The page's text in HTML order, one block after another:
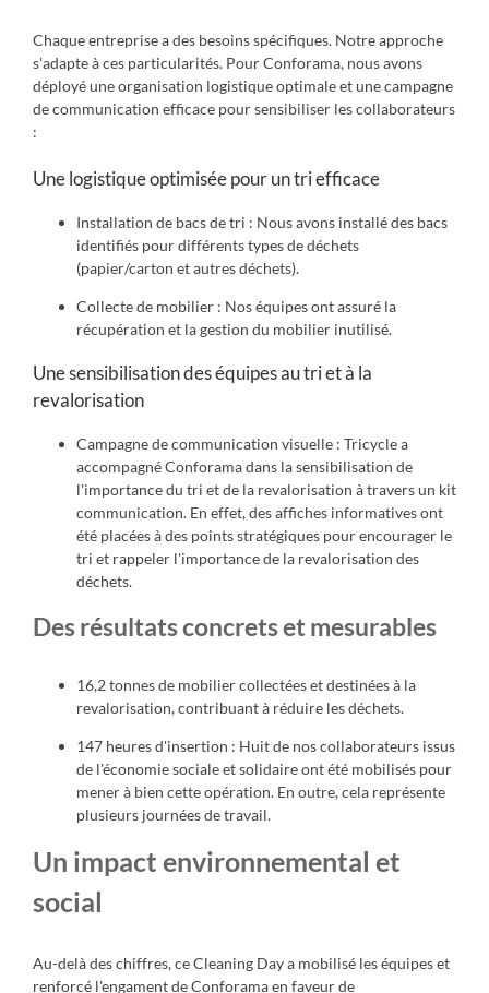
Chaque entreprise a des besoins spécifiques. Notre approche
s'adapte à ces particularités. Pour Conforama, nous avons
déployé une organisation logistique optimale et une campagne
de communication efficace pour sensibiliser les collaborateurs
:
Une logistique optimisée pour un tri efficace
Installation de bacs de tri : Nous avons installé des bacs
identifiés pour différents types de déchets
(papier/carton et autres déchets).
Collecte de mobilier : Nos équipes ont assuré la
récupération et la gestion du mobilier inutilisé.
Une sensibilisation des équipes au tri et à la
revalorisation
Campagne de communication visuelle : Tricycle a
accompagné Conforama dans la sensibilisation de
l'importance du tri et de la revalorisation à travers un kit
communication. En effet, des affiches informatives ont
été placées à des points stratégiques pour encourager le
tri et rappeler l'importance de la revalorisation des
déchets.
Des résultats concrets et mesurables
16,2 tonnes de mobilier collectées et destinées à la
revalorisation, contribuant à réduire les déchets.
147 heures d'insertion : Huit de nos collaborateurs issus
de l'économie sociale et solidaire ont été mobilisés pour
mener à bien cette opération. En outre, cela représente
plusieurs journées de travail.
Un impact environnemental et
social
Au-delà des chiffres, ce Cleaning Day a mobilisé les équipes et
renforcé l'engament de Conforama en faveur de